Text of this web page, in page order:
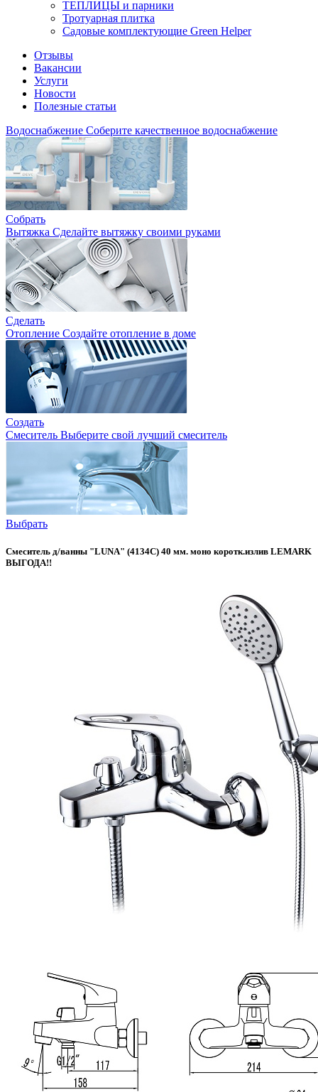
ТЕПЛИЦЫ и парники
Тротуарная плитка
Садовые комплектующие Green Helper
Отзывы
Вакансии
Услуги
Новости
Полезные статьи
Водоснабжение Соберите качественное водоснабжение
Собрать
Вытяжка Сделайте вытяжку своими руками
Сделать
Отопление Создайте отопление в доме
Создать
Смеситель Выберите свой лучший смеситель
Выбрать
Смеситель д/ванны "LUNA" (4134С) 40 мм. моно коротк.излив LEMARK
ВЫГОДА!!